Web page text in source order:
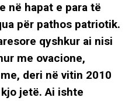
në hapat e para të
për pathos patriotik.
qyshkur ai nisi
me ovacione,
deri në vitin 2010
jetë. Ai ishte